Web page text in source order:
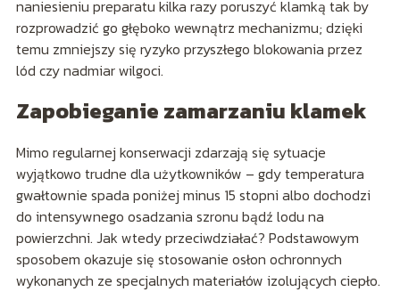
naniesieniu preparatu kilka razy poruszyć klamką tak by
rozprowadzić go głęboko wewnątrz mechanizmu; dzięki
temu zmniejszy się ryzyko przyszłego blokowania przez
lód czy nadmiar wilgoci.
Zapobieganie zamarzaniu klamek
Mimo regularnej konserwacji zdarzają się sytuacje
wyjątkowo trudne dla użytkowników – gdy temperatura
gwałtownie spada poniżej minus 15 stopni albo dochodzi
do intensywnego osadzania szronu bądź lodu na
powierzchni. Jak wtedy przeciwdziałać? Podstawowym
sposobem okazuje się stosowanie osłon ochronnych
wykonanych ze specjalnych materiałów izolujących ciepło.